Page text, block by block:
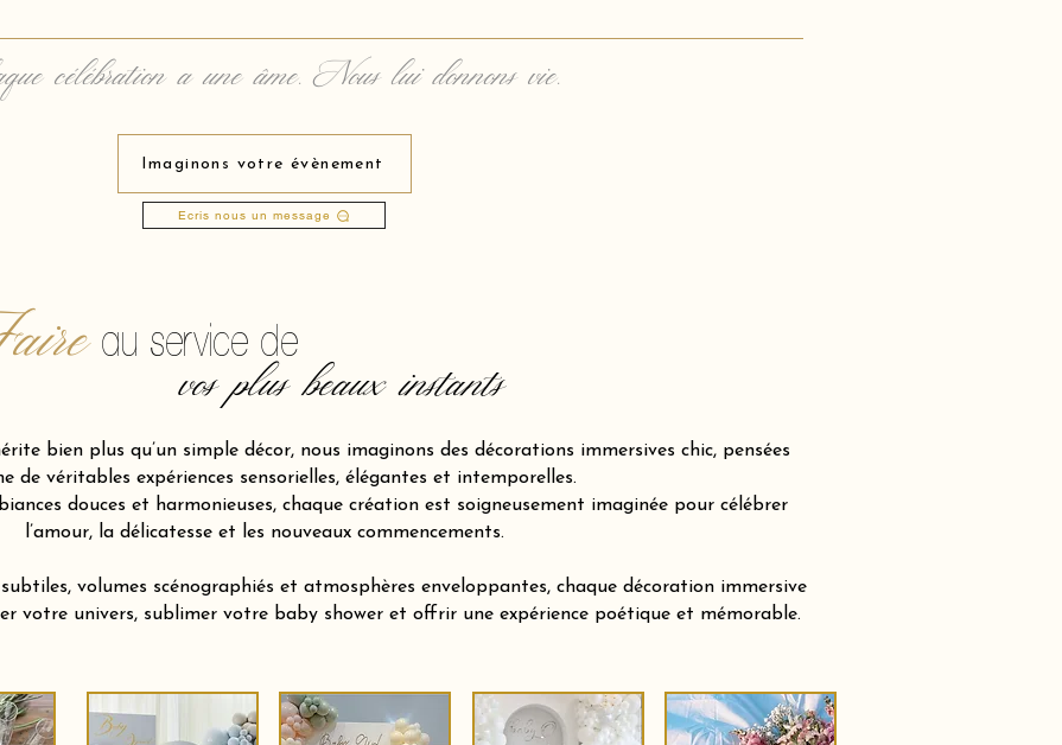
célébration a une âme. Nous lui donnons vie.
Imaginons votre évènement
Ecris nous un message
au service de
vos plus beaux instants
bien plus qu’un simple décor, nous imaginons des décorations immersives chic, pensées
de véritables expériences sensorielles, élégantes et intemporelles.
douces et harmonieuses, chaque création est soigneusement imaginée pour célébrer
l’amour, la délicatesse et les nouveaux commencements.
volumes scénographiés et atmosphères enveloppantes, chaque décoration immersive
votre univers, sublimer votre baby shower et offrir une expérience poétique et mémorable.